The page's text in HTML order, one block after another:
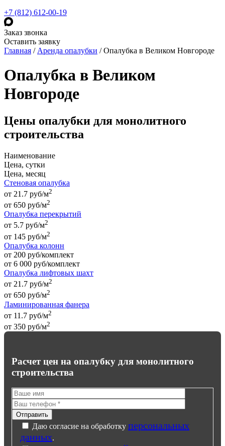
+7 (812) 612-00-19
Заказ звонка
Оставить заявку
Главная / Аренда опалубки /Опалубка в Великом Новгороде
Опалубка в Великом
Новгороде
Цены опалубки для монолитного
строительства
Наименование
Цена, сутки
Цена, месяц
Стеновая опалубка
от 21.7 руб/м2
от 650 руб/м2
Опалубка перекрытий
от 5.7 руб/м2
от 145 руб/м2
Опалубка колонн
от 200 руб/комплект
от 6 000 руб/комплект
Опалубка лифтовых шахт
от 21.7 руб/м2
от 650 руб/м2
Ламинированная фанера
от 11.7 руб/м2
от 350 руб/м2
Расчет цен на опалубку для монолитного
строительства
Даю согласие на обработку персональных
данных.